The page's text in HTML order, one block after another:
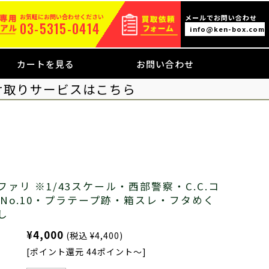
お気軽にお問い合わせください
03-5315-0414
メールでお問い合わせ
info@ken-box.com
カートを見る お問い合わせ
りサービスはこちら
リ ※1/43スケール・西部警察・C.C.コ
・プラテープ跡・箱スレ・フタめく
¥4,000 (税込 ¥4,400)
[ポイント還元 44ポイント～]